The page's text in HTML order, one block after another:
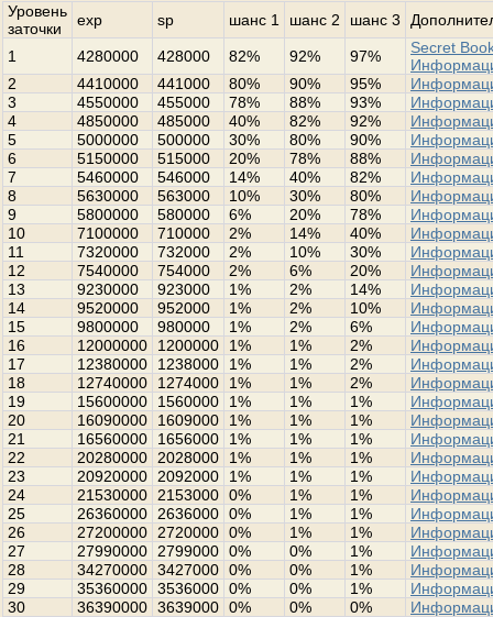
Уровень
заточки
exp sp шанс 1 шанс 2 шанс 3
1 4280000 428000 82% 92% 97%
Secret
2
4410000 441000 80% 90% 95%
3
4550000 455000 78% 88% 93%
4
4850000 485000 40% 82% 92%
5
5000000 500000 30% 80% 90%
6
5150000 515000 20% 78% 88%
7
5460000 546000 14% 40% 82%
8
5630000 563000 10% 30% 80%
9
5800000 580000 6% 20% 78%
10
7100000 710000 2% 14% 40%
11
7320000 732000 2% 10% 30%
12
7540000 754000 2% 6% 20%
13
9230000 923000 1% 2% 14%
14
9520000 952000 1% 2% 10%
15
9800000 980000 1% 2% 6%
16
12000000 1200000 1% 1% 2%
17
12380000 1238000 1% 1% 2%
18
12740000 1274000 1% 1% 2%
19
15600000 1560000 1% 1% 1%
20
16090000 1609000 1% 1% 1%
21
16560000 1656000 1% 1% 1%
22
20280000 2028000 1% 1% 1%
23
20920000 2092000 1% 1% 1%
24
21530000 2153000 0% 1% 1%
25
26360000 2636000 0% 1% 1%
26
27200000 2720000 0% 1% 1%
27
27990000 2799000 0% 0% 1%
28
34270000 3427000 0% 0% 1%
29
35360000 3536000 0% 0% 1%
30
36390000 3639000 0% 0% 0%